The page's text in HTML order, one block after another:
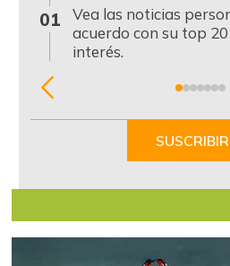
01
Vea las noticias
acuerdo con su top
interés.
Item